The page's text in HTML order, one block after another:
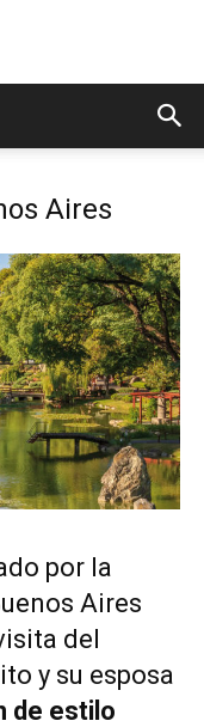
Aires
por la
Aires
del
y su esposa
de estilo